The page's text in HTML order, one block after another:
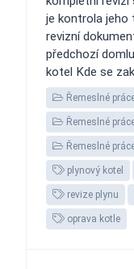
je kontrola jeho
revizní
předchozí
kotel Kde se
Řemeslné
Řemeslné
Řemeslné
plynový kotel
revize plynu
oprava kotle